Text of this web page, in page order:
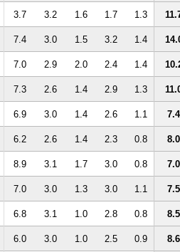
3.7 3.2 1.6 1.7 1.3
7.4 3.0 1.5 3.2 1.4
7.0 2.9 2.0 2.4 1.4
7.3 2.6 1.4 2.9 1.3
6.9 3.0 1.4 2.6 1.1 7.4
6.2 2.6 1.4 2.3 0.8 8.0
8.9 3.1 1.7 3.0 0.8 7.0
7.0 3.0 1.3 3.0 1.1 7.5
6.8 3.1 1.0 2.8 0.8 8.5
6.0 3.0 1.0 2.5 0.9 8.6